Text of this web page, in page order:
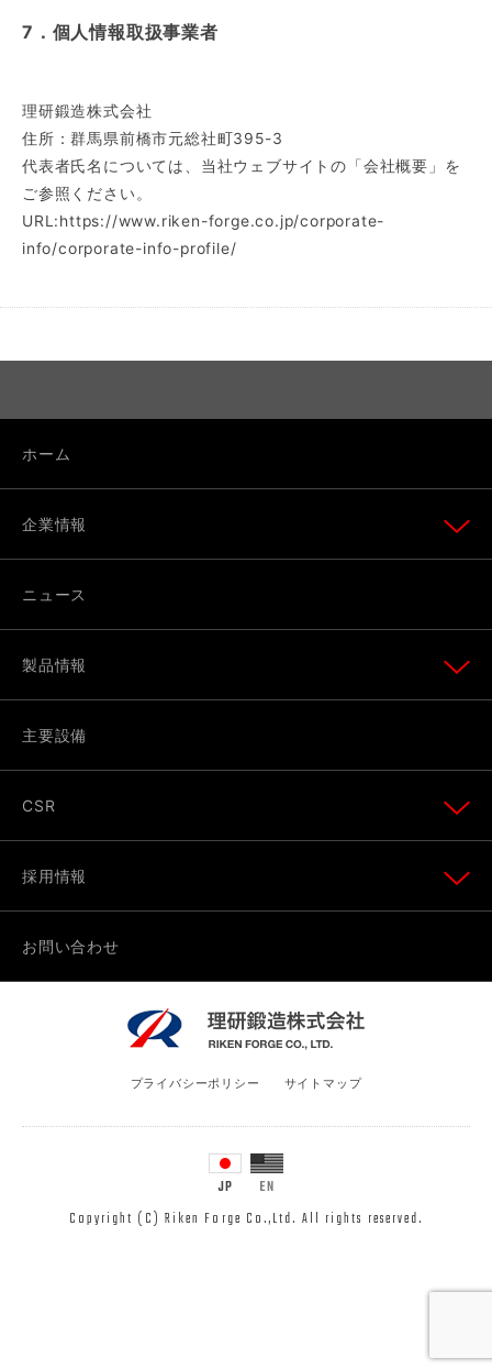
7．個人情報取扱事業者
理研鍛造株式会社
住所：群馬県前橋市元総社町395-3
代表者氏名については、当社ウェブサイトの「会社概要」を
ご参照ください。
URL:https://www.riken-forge.co.jp/corporate-
info/corporate-info-profile/
ホーム
企業情報
ニュース
製品情報
主要設備
CSR
採用情報
お問い合わせ
プライバシーポリシー サイトマップ
Copyright (C) Riken Forge Co.,Ltd. All rights reserved.